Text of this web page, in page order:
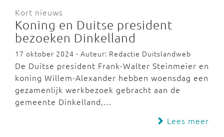
Kort nieuws
Koning en Duitse president
bezoeken Dinkelland
17 oktober 2024 - Auteur: Redactie Duitslandweb
De Duitse president Frank-Walter Steinmeier en
koning Willem-Alexander hebben woensdag een
gezamenlijk werkbezoek gebracht aan de
gemeente Dinkelland,…
Lees meer